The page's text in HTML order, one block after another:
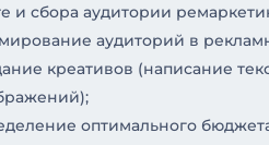
и сбора аудитории
аудиторий в
креативов (написание
оптимального